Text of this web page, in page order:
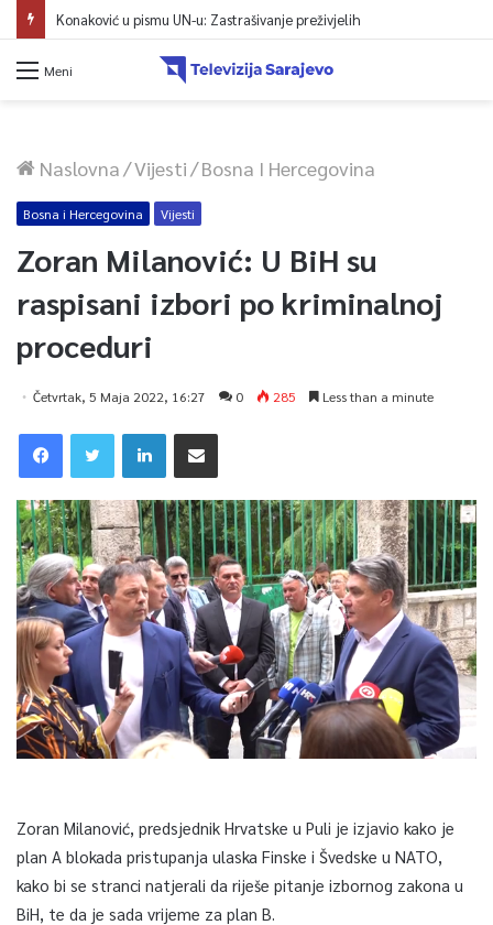
Konaković u pismu UN-u: Zastrašivanje preživjelih
Meni
Naslovna/Vijesti/Bosna I Hercegovina
Bosna i Hercegovina Vijesti
Zoran Milanović: U BiH su
raspisani izbori po kriminalnoj
proceduri
Četvrtak, 5 Maja 2022, 16:27 0 285 Less than a minute
Zoran Milanović, predsjednik Hrvatske u Puli je izjavio kako je
plan A blokada pristupanja ulaska Finske i Švedske u NATO,
kako bi se stranci natjerali da riješe pitanje izbornog zakona u
BiH, te da je sada vrijeme za plan B.